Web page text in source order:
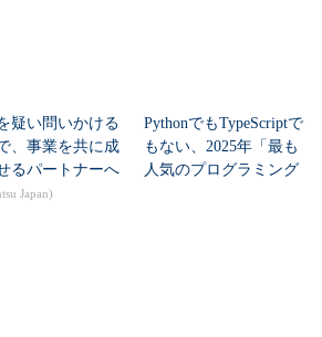
疑い問いかける
、事業を共に成
るパートナーへ
Japan)
PythonでもTypeScriptで
もない、2025年「最も
人気のプログラミング